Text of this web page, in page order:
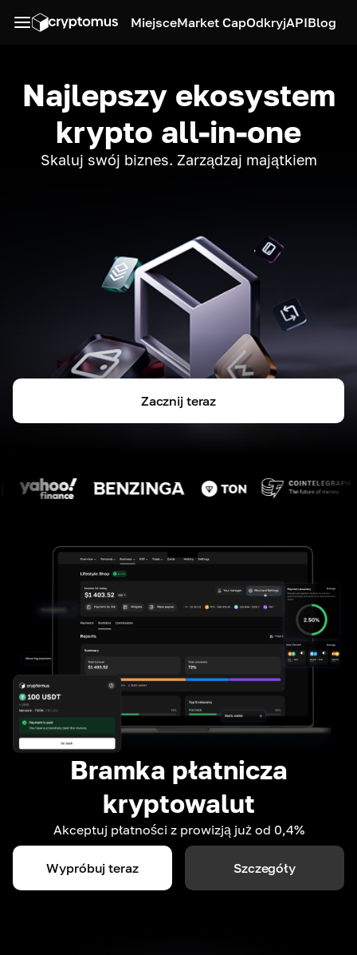
MiejsceMarket CapOdkryjAPIBlog
Najlepszy ekosystem
krypto all-in-one
Skaluj swój biznes. Zarządzaj majątkiem
Zacznij teraz
Bramka płatnicza
kryptowalut
Akceptuj płatności z prowizją już od 0,4%
Wypróbuj teraz Szczegóły